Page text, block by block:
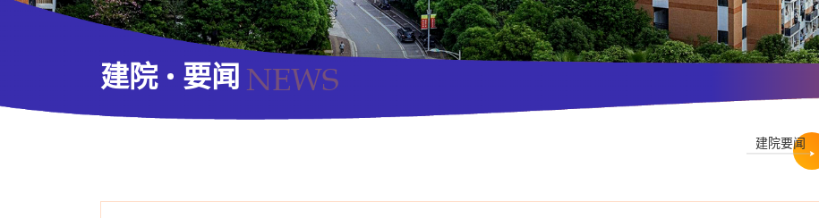
建院 要闻 NEWS
建院要闻